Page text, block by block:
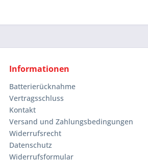
Informationen
Batterierücknahme
Vertragsschluss
Kontakt
Versand und Zahlungsbedingungen
Widerrufsrecht
Datenschutz
Widerrufsformular